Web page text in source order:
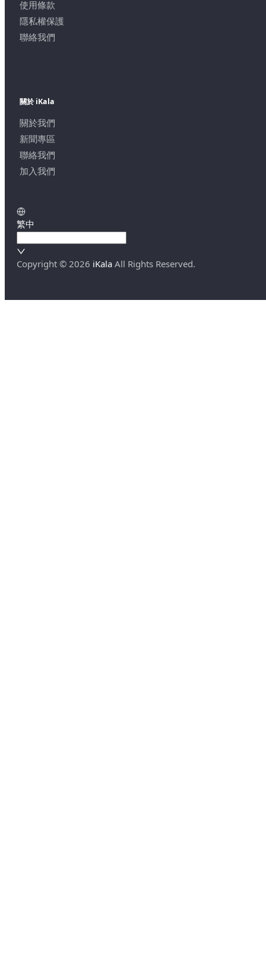
使用條款
隱私權保護
聯絡我們
關於 iKala
關於我們
新聞專區
聯絡我們
加入我們
繁中
Copyright © 2026 iKala All Rights Reserved.